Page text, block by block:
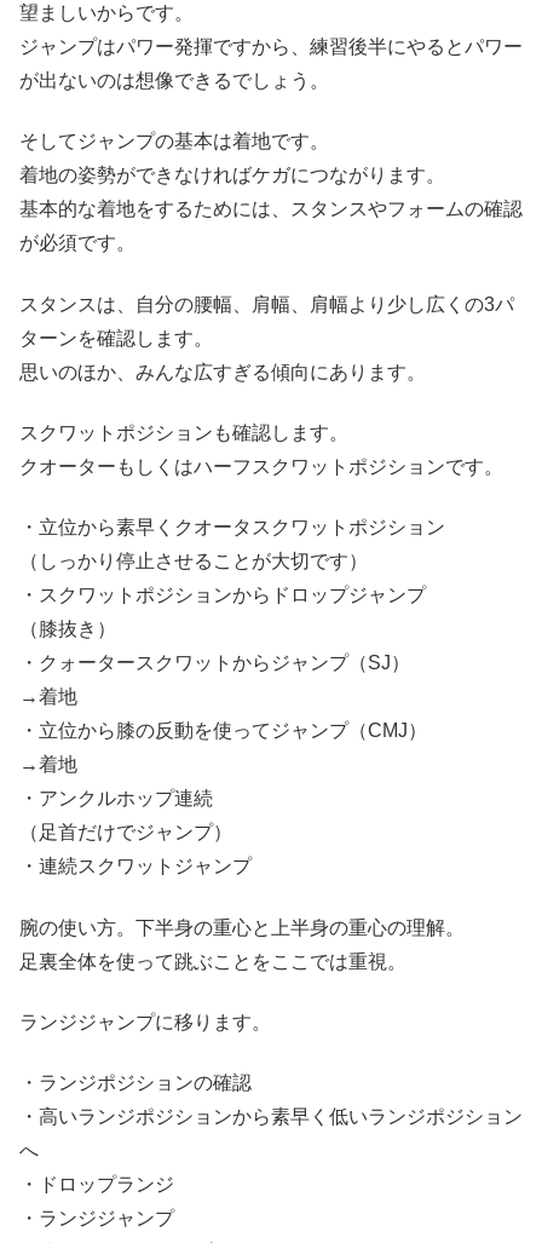
望ましいからです。
ジャンプはパワー発揮ですから、練習後半にやるとパワー
が出ないのは想像できるでしょう。
そしてジャンプの基本は着地です。
着地の姿勢ができなければケガにつながります。
基本的な着地をするためには、スタンスやフォームの確認
が必須です。
スタンスは、自分の腰幅、肩幅、肩幅より少し広くの3パ
ターンを確認します。
思いのほか、みんな広すぎる傾向にあります。
スクワットポジションも確認します。
クオーターもしくはハーフスクワットポジションです。
・立位から素早くクオータスクワットポジション
（しっかり停止させることが大切です）
・スクワットポジションからドロップジャンプ
（膝抜き）
・クォータースクワットからジャンプ（SJ）
→着地
・立位から膝の反動を使ってジャンプ（CMJ）
→着地
・アンクルホップ連続
（足首だけでジャンプ）
・連続スクワットジャンプ
腕の使い方。下半身の重心と上半身の重心の理解。
足裏全体を使って跳ぶことをここでは重視。
ランジジャンプに移ります。
・ランジポジションの確認
・高いランジポジションから素早く低いランジポジション
へ
・ドロップランジ
・ランジジャンプ